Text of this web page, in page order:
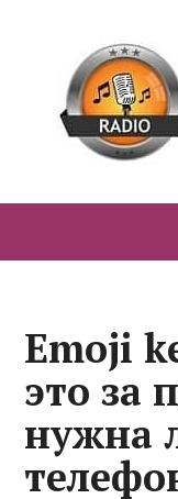
Emoji
это за
нужна